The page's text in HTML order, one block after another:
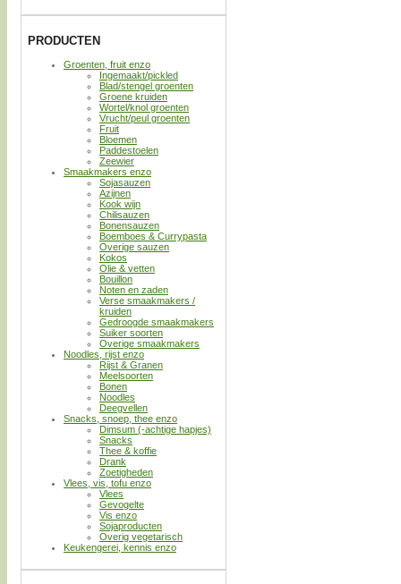
PRODUCTEN
Groenten, fruit enzo
Ingemaakt/pickled
Blad/stengel groenten
Groene kruiden
Wortel/knol groenten
Vrucht/peul groenten
Fruit
Bloemen
Paddestoelen
Zeewier
Smaakmakers enzo
Sojasauzen
Azijnen
Kook wijn
Chilisauzen
Bonensauzen
Boemboes & Currypasta
Overige sauzen
Kokos
Olie & vetten
Bouillon
Noten en zaden
Verse smaakmakers /
kruiden
Gedroogde smaakmakers
Suiker soorten
Overige smaakmakers
Noodles, rijst enzo
Rijst & Granen
Meelsoorten
Bonen
Noodles
Deegvellen
Snacks, snoep, thee enzo
Dimsum (-achtige hapjes)
Snacks
Thee & koffie
Drank
Zoetigheden
Vlees, vis, tofu enzo
Vlees
Gevogelte
Vis enzo
Sojaproducten
Overig vegetarisch
Keukengerei, kennis enzo